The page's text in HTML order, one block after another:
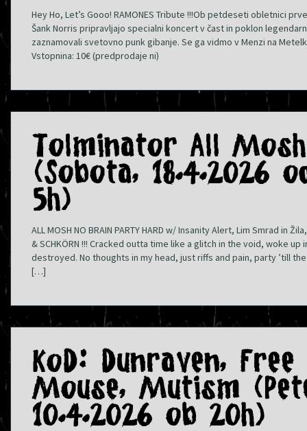
Hey Ho, Let’s Gooo! RAMONES Tribute !!!Ob petdeseti obletnici
Šank Norris pripravljajo specialni koncert v čast in poklon
zaznamovali svetovno punk gibanje. Se ga vidmo v Menzi na
Vstopnina: 10€ (predprodaje ni)
Tolminator All
(Sobota, 18.4.2026
5h)
ALL MOSH NO BRAIN PARTY HARD w/ Insanity Alert, Lim Smrad in
& SCHKÖRN !!! Cracked outta time like a glitch in the void, woke up
destroyed. No thoughts in my head, just riffs and pain, party ’till
[…]
KoD: Dunraven, Free
Mouse, Mutism
10.4.2026 ob 20h)